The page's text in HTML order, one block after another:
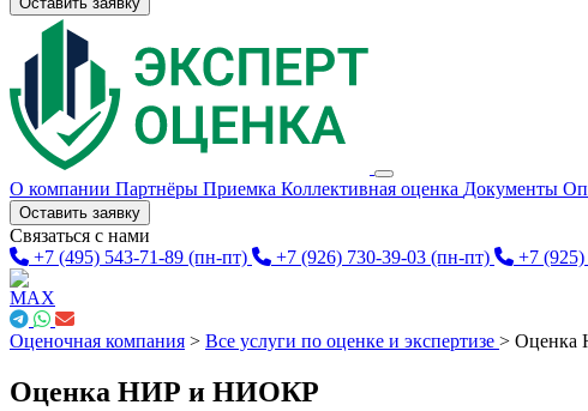
О компании Партнёры Приемка Коллективная оценка Документы
Оставить заявку
Связаться с нами
+7 (495) 543-71-89 (пн-пт) +7 (926) 730-39-03 (пн-пт) +7
Оценочная компания > Все услуги по оценке и экспертизе >
Оценка НИР и НИОКР